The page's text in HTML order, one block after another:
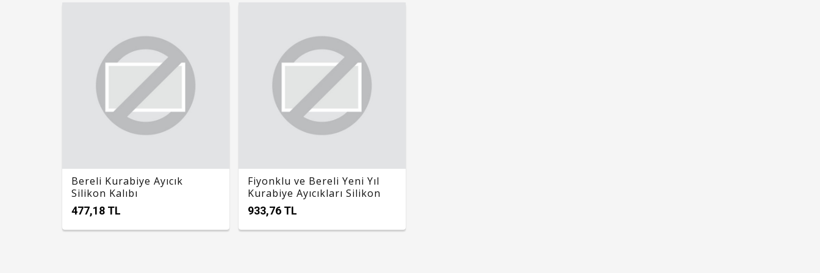
Bereli Kurabiye Ayıcık
Silikon Kalıbı
477,18 TL
Fiyonklu ve Bereli Yeni Yıl
Kurabiye Ayıcıkları Silikon
Kalıbı
933,76 TL